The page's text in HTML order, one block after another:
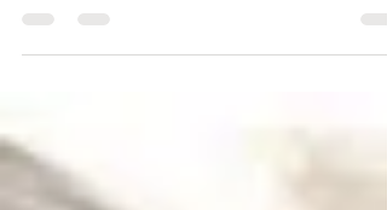
en Sologne, s’impose comme une saison à part, un
moment de renaissance délicat où la nature, le